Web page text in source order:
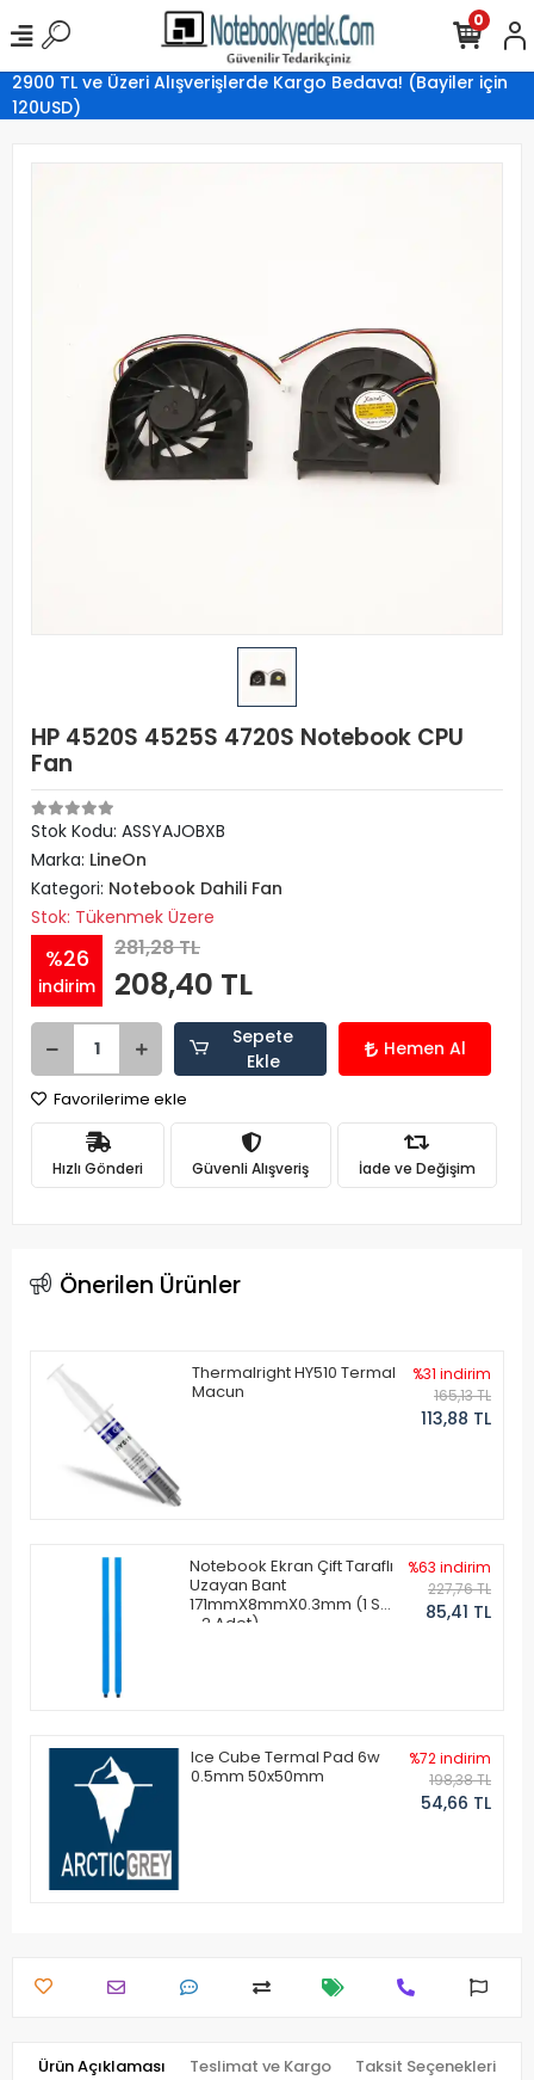
2900 TL ve Üzeri Alışverişlerde Kargo Bedava! (Bayiler için
120USD)
0
HP 4520S 4525S 4720S Notebook CPU
Fan
Stok Kodu: ASSYAJOBXB
Marka: LineOn
Kategori: Notebook Dahili Fan
Stok: Tükenmek Üzere
%26
indirim
281,28 TL
208,40 TL
Sepete
Ekle
Hemen Al
Favorilerime ekle
Hızlı Gönderi Güvenli Alışveriş İade ve Değişim
Önerilen Ürünler
Thermalright HY510 Termal
Macun
%31 indirim
165,13 TL
113,88 TL
Notebook Ekran Çift Taraflı
Uzayan Bant
171mmX8mmX0.3mm (1 Set
- 2 Adet)
%63 indirim
227,76 TL
85,41 TL
Ice Cube Termal Pad 6w
0.5mm 50x50mm
%72 indirim
198,38 TL
54,66 TL
Ürün Açıklaması Teslimat ve Kargo Taksit Seçenekleri